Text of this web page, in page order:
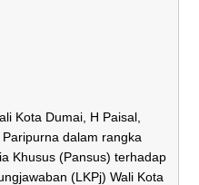
Kota Dumai, H Paisal,
dalam rangka
Khusus (Pansus) terhadap
(LKPj) Wali Kota